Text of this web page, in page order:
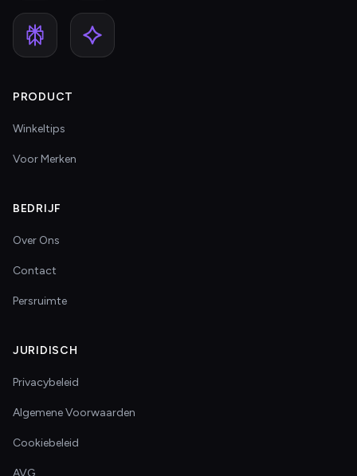
PRODUCT
Winkeltips
Voor Merken
BEDRIJF
Over Ons
Contact
Persruimte
JURIDISCH
Privacybeleid
Algemene Voorwaarden
Cookiebeleid
AVG